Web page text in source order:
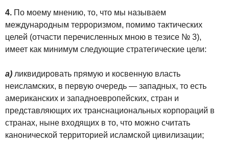
4. По моему мнению, то, что мы называем
международным терроризмом, помимо тактических
целей (отчасти перечисленных мною в тезисе № 3),
имеет как минимум следующие стратегические цели:
а) ликвидировать прямую и косвенную власть
неисламских, в первую очередь — западных, то есть
американских и западноевропейских, стран и
представляющих их транснациональных корпораций в
странах, ныне входящих в то, что можно считать
канонической территорией исламской цивилизации;